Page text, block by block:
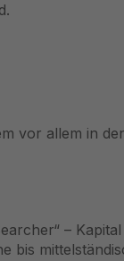
vor allem in
–
bis